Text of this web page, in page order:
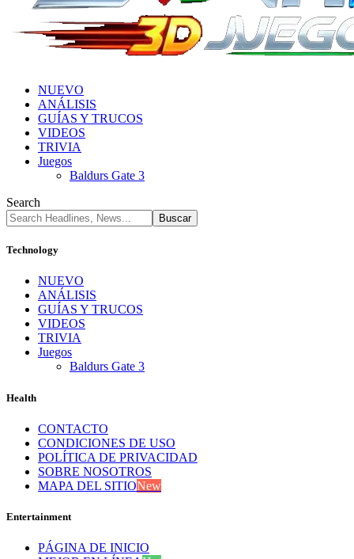
NUEVO
ANÁLISIS
GUÍAS Y TRUCOS
VIDEOS
TRIVIA
Juegos
Baldurs Gate 3
Search
Technology
NUEVO
ANÁLISIS
GUÍAS Y TRUCOS
VIDEOS
TRIVIA
Juegos
Baldurs Gate 3
Health
CONTACTO
CONDICIONES DE USO
POLÍTICA DE PRIVACIDAD
SOBRE NOSOTROS
MAPA DEL SITIONew
Entertainment
PÁGINA DE INICIO